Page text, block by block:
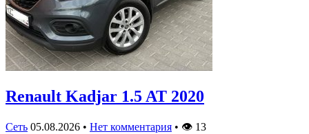
Renault Kadjar 1.5 AT 2020
Сеть 05.08.2026 • Нет комментария • 👁 13